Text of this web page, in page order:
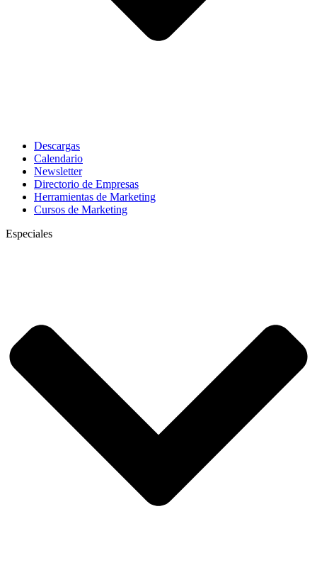
Descargas
Calendario
Newsletter
Directorio de Empresas
Herramientas de Marketing
Cursos de Marketing
Especiales